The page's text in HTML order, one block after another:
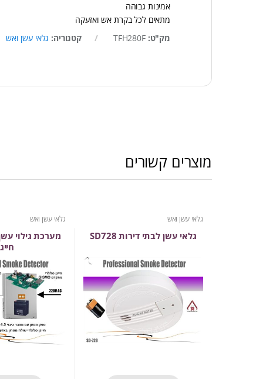
אמינות גבוהה
מתאים לכל בקרת אש ואזעקה
מק"ט:TFH280F קטגוריה: גלאי עשן ואש
מוצרים קשורים
גלאי עשן ואש
גלאי עשן לבתי דירות SD728
גלאי עשן ואש
מערכת גילוי